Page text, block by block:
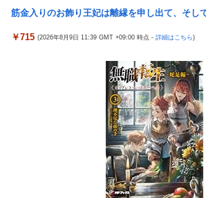
【熊本地震】 発生後に居酒屋店内から温泉
アに登場してしまう……
【画像】 素人美女さん、エ○チなビデオに
【試合実況】西武２軍スタメン 先発:杉山遙
【朗報】竹内朱莉「整体で軍隊経験者と思
で、私の骨と筋肉はもうグチャグチャになっ
なんでパチンコってこんな回らなくなった
かUCの時って1000円25ぐらい回ったもんな
筋金入りのお飾り王妃は離縁を申し出て、そ
￥715 (2026年8月9日 11:39 GMT +09:00 時点 - 詳細はこちら)